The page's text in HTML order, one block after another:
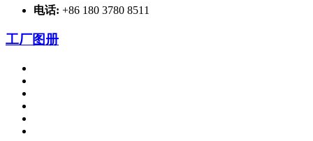
电话: +86 180 3780 8511
工厂图册